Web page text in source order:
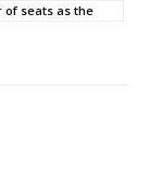
of seats as the